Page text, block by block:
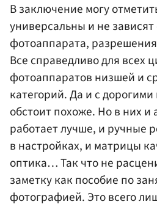
В заключение могу
универсальны и не
фотоаппарата,
Все справедливо для всех
фотоаппаратов низшей и
категорий. Да и с
обстоит похоже. Но в них и
работает лучше, и ручные
в настройках, и матрицы
оптика… Так что не
заметку как пособие по
фотографией. Это всего